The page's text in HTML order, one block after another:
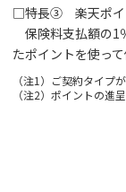
□特長③ 楽天ポイ
保険料支払額の1
たポイントを使っ
（注1）ご契約タイプ
（注2）ポイントの進